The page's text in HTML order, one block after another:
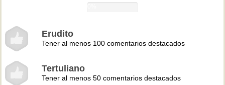
Erudito
Tener al menos 100 comentarios destacados
Tertuliano
Tener al menos 50 comentarios destacados